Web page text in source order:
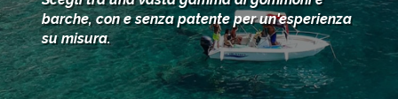
barche, con e senza patente per un'esperienza
su misura.